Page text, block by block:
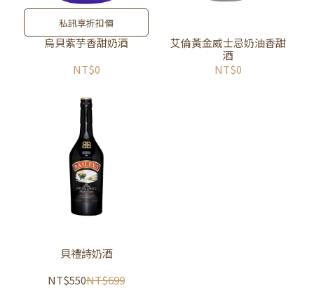
私訊享折扣價
烏貝紫芋香甜奶酒
NT$0
艾倫黃金威士忌奶油香甜
酒
NT$0
貝禮詩奶酒
NT$550NT$699